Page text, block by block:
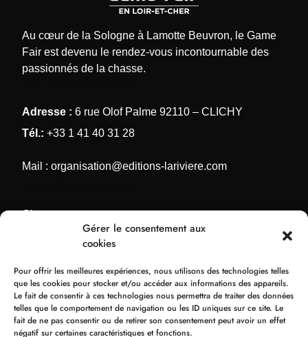
Gérer le consentement aux
cookies
Pour offrir les meilleures expériences, nous utilisons des technologies telles
que les cookies pour stocker et/ou accéder aux informations des appareils.
Le fait de consentir à ces technologies nous permettra de traiter des données
telles que le comportement de navigation ou les ID uniques sur ce site. Le
fait de ne pas consentir ou de retirer son consentement peut avoir un effet
négatif sur certaines caractéristiques et fonctions.
Au cœur de la Sologne à Lamotte Beuvron, le Game
Fair est devenu le rendez-vous incontournable des
passionnés de la chasse.
Adresse : 6 rue Olof Palme 92110 – CLICHY
Tél.: +33 1 41 40 31 28
Mail : organisation@editions-lariviere.com
Chassons.com
Connaissance de la chasse
Armes de Chasse
NOS ORGANISATIONS
Bol d’Or